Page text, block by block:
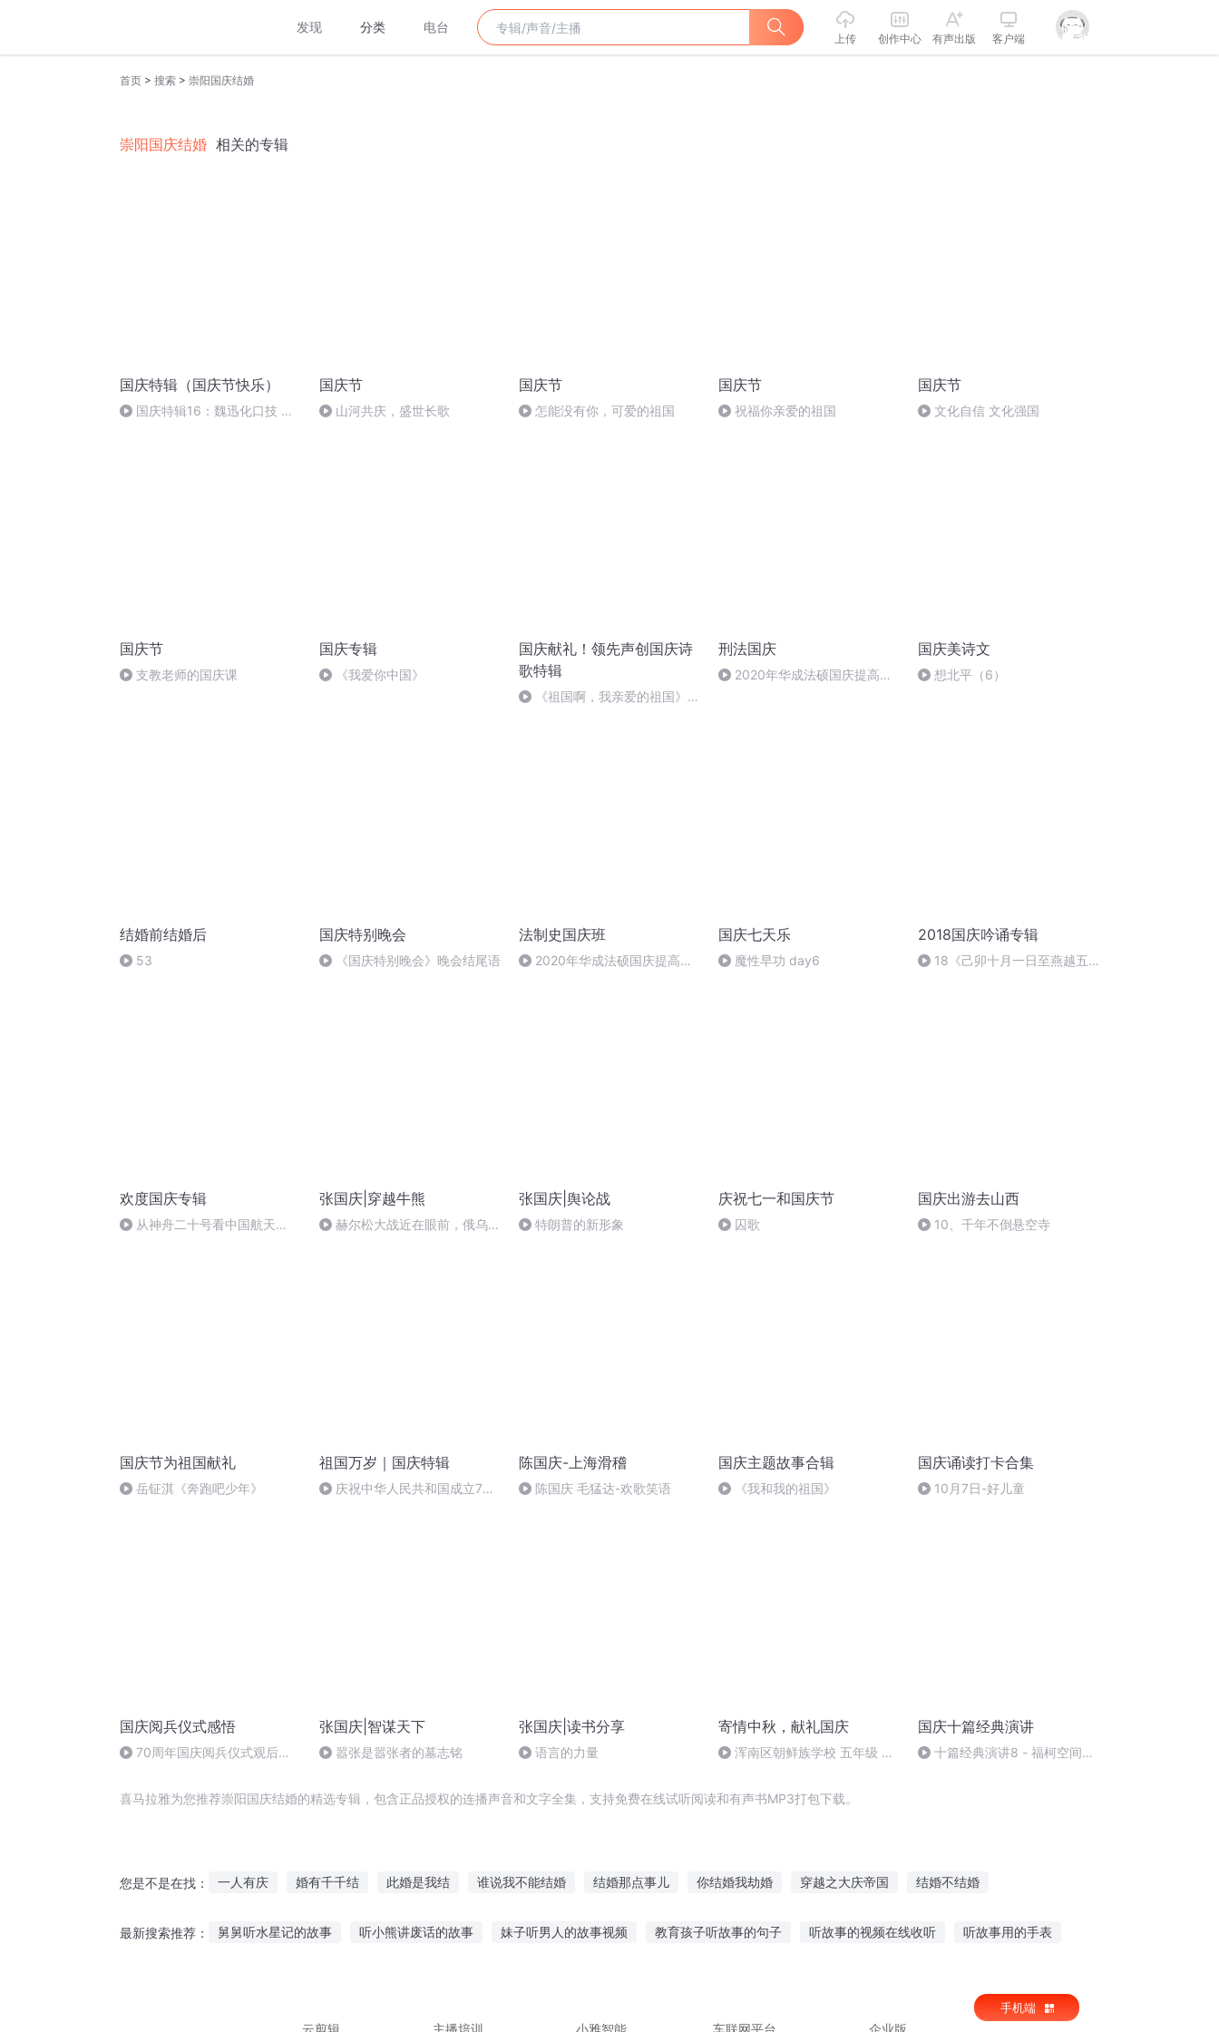
发现 分类 电台
上传 创作中心 有声出版 客户端
首页 > 搜索 > 崇阳国庆结婚
崇阳国庆结婚 相关的专辑
国庆特辑（国庆节快乐）
国庆特辑16：魏迅化口技 二
国庆节
山河共庆，盛世长歌
国庆节
怎能没有你，可爱的祖国
国庆节
祝福你亲爱的祖国
国庆节
文化自信 文化强国
国庆节
支教老师的国庆课
国庆专辑
《我爱你中国》
国庆献礼！领先声创国庆诗
歌特辑
《祖国啊，我亲爱的祖国》温
刑法国庆
2020年华成法硕国庆提高班
国庆美诗文
想北平（6）
结婚前结婚后
53
国庆特别晚会
《国庆特别晚会》晚会结尾语
法制史国庆班
2020年华成法硕国庆提高班
国庆七天乐
魔性早功 day6
2018国庆吟诵专辑
18《己卯十月一日至燕越五
欢度国庆专辑
从神舟二十号看中国航天
张国庆|穿越牛熊
赫尔松大战近在眼前，俄乌冲
张国庆|舆论战
特朗普的新形象
庆祝七一和国庆节
囚歌
国庆出游去山西
10、千年不倒悬空寺
国庆节为祖国献礼
岳钲淇《奔跑吧少年》
祖国万岁｜国庆特辑
庆祝中华人民共和国成立73
陈国庆-上海滑稽
陈国庆 毛猛达-欢歌笑语
国庆主题故事合辑
《我和我的祖国》
国庆诵读打卡合集
10月7日-好儿童
国庆阅兵仪式感悟
70周年国庆阅兵仪式观后感
张国庆|智谋天下
嚣张是嚣张者的墓志铭
张国庆|读书分享
语言的力量
寄情中秋，献礼国庆
浑南区朝鲜族学校 五年级 孙
国庆十篇经典演讲
十篇经典演讲8 - 福柯空间回
喜马拉雅为您推荐崇阳国庆结婚的精选专辑，包含正品授权的连播声音和文字全集，支持免费在线试听阅读和有声书MP3打包下载。
您是不是在找： 一人有庆 婚有千千结 此婚是我结 谁说我不能结婚 结婚那点事儿 你结婚我劫婚 穿越之大庆帝国 结婚不结婚
最新搜索推荐： 舅舅听水星记的故事 听小熊讲废话的故事 妹子听男人的故事视频 教育孩子听故事的句子 听故事的视频在线收听 听故事用的手表
云剪辑
主播培训 小雅智能 车联网平台 企业版
手机端